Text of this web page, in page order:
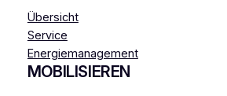
Übersicht
Service
Energiemanagement
MOBILISIEREN